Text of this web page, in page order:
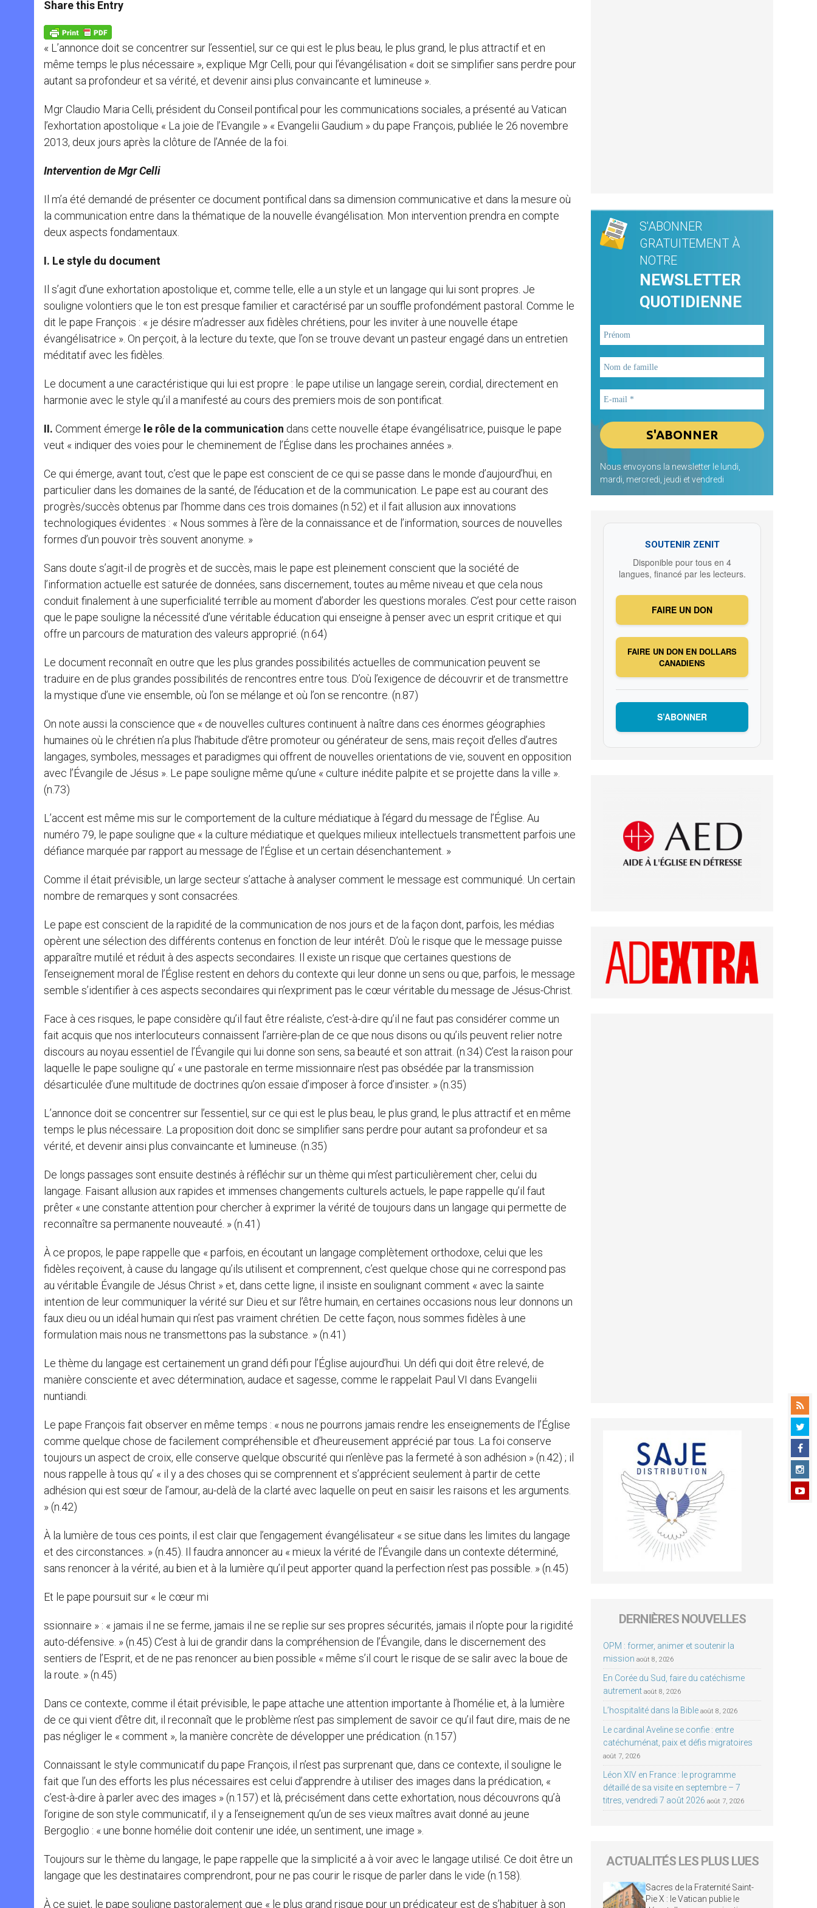
s
p
p
e
g
e
r
b
k
Share this Entry
« L’annonce doit se concentrer sur l’essentiel, sur ce qui est le plus beau, le plus grand, le plus attractif et en
même temps le plus nécessaire », explique Mgr Celli, pour qui l’évangélisation « doit se simplifier sans perdre pour
autant sa profondeur et sa vérité, et devenir ainsi plus convaincante et lumineuse ».
Mgr Claudio Maria Celli, président du Conseil pontifical pour les communications sociales, a présenté au Vatican
l’exhortation apostolique « La joie de l’Evangile » « Evangelii Gaudium » du pape François, publiée le 26 novembre
2013, deux jours après la clôture de l’Année de la foi.
Intervention de Mgr Celli
Il m’a été demandé de présenter ce document pontifical dans sa dimension communicative et dans la mesure où
la communication entre dans la thématique de la nouvelle évangélisation. Mon intervention prendra en compte
deux aspects fondamentaux.
I. Le style du document
Il s’agit d’une exhortation apostolique et, comme telle, elle a un style et un langage qui lui sont propres. Je
souligne volontiers que le ton est presque familier et caractérisé par un souffle profondément pastoral. Comme le
dit le pape François : « je désire m’adresser aux fidèles chrétiens, pour les inviter à une nouvelle étape
évangélisatrice ». On perçoit, à la lecture du texte, que l’on se trouve devant un pasteur engagé dans un entretien
méditatif avec les fidèles.
Le document a une caractéristique qui lui est propre : le pape utilise un langage serein, cordial, directement en
harmonie avec le style qu’il a manifesté au cours des premiers mois de son pontificat.
II. Comment émerge le rôle de la communication dans cette nouvelle étape évangélisatrice, puisque le pape
veut « indiquer des voies pour le cheminement de l’Église dans les prochaines années ».
Ce qui émerge, avant tout, c’est que le pape est conscient de ce qui se passe dans le monde d’aujourd’hui, en
particulier dans les domaines de la santé, de l’éducation et de la communication. Le pape est au courant des
progrès/succès obtenus par l’homme dans ces trois domaines (n.52) et il fait allusion aux innovations
technologiques évidentes : « Nous sommes à l’ère de la connaissance et de l’information, sources de nouvelles
formes d’un pouvoir très souvent anonyme. »
Sans doute s’agit-il de progrès et de succès, mais le pape est pleinement conscient que la société de
l’information actuelle est saturée de données, sans discernement, toutes au même niveau et que cela nous
conduit finalement à une superficialité terrible au moment d’aborder les questions morales. C’est pour cette raison
que le pape souligne la nécessité d’une véritable éducation qui enseigne à penser avec un esprit critique et qui
offre un parcours de maturation des valeurs approprié. (n.64)
Le document reconnaît en outre que les plus grandes possibilités actuelles de communication peuvent se
traduire en de plus grandes possibilités de rencontres entre tous. D’où l’exigence de découvrir et de transmettre
la mystique d’une vie ensemble, où l’on se mélange et où l’on se rencontre. (n.87)
On note aussi la conscience que « de nouvelles cultures continuent à naître dans ces énormes géographies
humaines où le chrétien n’a plus l’habitude d’être promoteur ou générateur de sens, mais reçoit d’elles d’autres
langages, symboles, messages et paradigmes qui offrent de nouvelles orientations de vie, souvent en opposition
avec l’Évangile de Jésus ». Le pape souligne même qu’une « culture inédite palpite et se projette dans la ville ».
(n.73)
L’accent est même mis sur le comportement de la culture médiatique à l’égard du message de l’Église. Au
numéro 79, le pape souligne que « la culture médiatique et quelques milieux intellectuels transmettent parfois une
défiance marquée par rapport au message de l’Église et un certain désenchantement. »
Comme il était prévisible, un large secteur s’attache à analyser comment le message est communiqué. Un certain
nombre de remarques y sont consacrées.
Le pape est conscient de la rapidité de la communication de nos jours et de la façon dont, parfois, les médias
opèrent une sélection des différents contenus en fonction de leur intérêt. D’où le risque que le message puisse
apparaître mutilé et réduit à des aspects secondaires. Il existe un risque que certaines questions de
l’enseignement moral de l’Église restent en dehors du contexte qui leur donne un sens ou que, parfois, le message
semble s’identifier à ces aspects secondaires qui n’expriment pas le cœur véritable du message de Jésus-Christ.
Face à ces risques, le pape considère qu’il faut être réaliste, c’est-à-dire qu’il ne faut pas considérer comme un
fait acquis que nos interlocuteurs connaissent l’arrière-plan de ce que nous disons ou qu’ils peuvent relier notre
discours au noyau essentiel de l’Évangile qui lui donne son sens, sa beauté et son attrait. (n.34) C’est la raison pour
laquelle le pape souligne qu’ « une pastorale en terme missionnaire n’est pas obsédée par la transmission
désarticulée d’une multitude de doctrines qu’on essaie d’imposer à force d’insister. » (n.35)
L’annonce doit se concentrer sur l’essentiel, sur ce qui est le plus beau, le plus grand, le plus attractif et en même
temps le plus nécessaire. La proposition doit donc se simplifier sans perdre pour autant sa profondeur et sa
vérité, et devenir ainsi plus convaincante et lumineuse. (n.35)
De longs passages sont ensuite destinés à réfléchir sur un thème qui m’est particulièrement cher, celui du
langage. Faisant allusion aux rapides et immenses changements culturels actuels, le pape rappelle qu’il faut
prêter « une constante attention pour chercher à exprimer la vérité de toujours dans un langage qui permette de
reconnaître sa permanente nouveauté. » (n.41)
À ce propos, le pape rappelle que « parfois, en écoutant un langage complètement orthodoxe, celui que les
fidèles reçoivent, à cause du langage qu’ils utilisent et comprennent, c’est quelque chose qui ne correspond pas
au véritable Évangile de Jésus Christ » et, dans cette ligne, il insiste en soulignant comment « avec la sainte
intention de leur communiquer la vérité sur Dieu et sur l’être humain, en certaines occasions nous leur donnons un
faux dieu ou un idéal humain qui n’est pas vraiment chrétien. De cette façon, nous sommes fidèles à une
formulation mais nous ne transmettons pas la substance. » (n.41)
Le thème du langage est certainement un grand défi pour l’Église aujourd’hui. Un défi qui doit être relevé, de
manière consciente et avec détermination, audace et sagesse, comme le rappelait Paul VI dans Evangelii
nuntiandi.
Le pape François fait observer en même temps : « nous ne pourrons jamais rendre les enseignements de l’Église
comme quelque chose de facilement compréhensible et d’heureusement apprécié par tous. La foi conserve
toujours un aspect de croix, elle conserve quelque obscurité qui n’enlève pas la fermeté à son adhésion » (n.42) ; il
nous rappelle à tous qu’ « il y a des choses qui se comprennent et s’apprécient seulement à partir de cette
adhésion qui est sœur de l’amour, au-delà de la clarté avec laquelle on peut en saisir les raisons et les arguments.
» (n.42)
À la lumière de tous ces points, il est clair que l’engagement évangélisateur « se situe dans les limites du langage
et des circonstances. » (n.45). Il faudra annoncer au « mieux la vérité de l’Évangile dans un contexte déterminé,
sans renoncer à la vérité, au bien et à la lumière qu’il peut apporter quand la perfection n’est pas possible. » (n.45)
Et le pape poursuit sur « le cœur mi
ssionnaire » : « jamais il ne se ferme, jamais il ne se replie sur ses propres sécurités, jamais il n’opte pour la rigidité
auto-défensive. » (n.45) C’est à lui de grandir dans la compréhension de l’Évangile, dans le discernement des
sentiers de l’Esprit, et de ne pas renoncer au bien possible « même s’il court le risque de se salir avec la boue de
la route. » (n.45)
Dans ce contexte, comme il était prévisible, le pape attache une attention importante à l’homélie et, à la lumière
de ce qui vient d’être dit, il reconnaît que le problème n’est pas simplement de savoir ce qu’il faut dire, mais de ne
pas négliger le « comment », la manière concrète de développer une prédication. (n.157)
Connaissant le style communicatif du pape François, il n’est pas surprenant que, dans ce contexte, il souligne le
fait que l’un des efforts les plus nécessaires est celui d’apprendre à utiliser des images dans la prédication, «
c’est-à-dire à parler avec des images » (n.157) et là, précisément dans cette exhortation, nous découvrons qu’à
l’origine de son style communicatif, il y a l’enseignement qu’un de ses vieux maîtres avait donné au jeune
Bergoglio : « une bonne homélie doit contenir une idée, un sentiment, une image ».
Toujours sur le thème du langage, le pape rappelle que la simplicité a à voir avec le langage utilisé. Ce doit être un
langage que les destinataires comprendront, pour ne pas courir le risque de parler dans le vide (n.158).
À ce sujet, le pape souligne pastoralement que « le plus grand risque pour un prédicateur est de s’habituer à son
S'ABONNER
GRATUITEMENT À
NOTRE
NEWSLETTER
QUOTIDIENNE
Nous envoyons la newsletter le lundi,
mardi, mercredi, jeudi et vendredi
SOUTENIR ZENIT
Disponible pour tous en 4
langues, financé par les lecteurs.
FAIRE UN DON
FAIRE UN DON EN DOLLARS
CANADIENS
S’ABONNER
DERNIÈRES NOUVELLES
OPM : former, animer et soutenir la
mission août 8, 2026
En Corée du Sud, faire du catéchisme
autrement août 8, 2026
L’hospitalité dans la Bible août 8, 2026
Le cardinal Aveline se confie : entre
catéchuménat, paix et défis migratoires
août 7, 2026
Léon XIV en France : le programme
détaillé de sa visite en septembre – 7
titres, vendredi 7 août 2026 août 7, 2026
ACTUALITÉS LES PLUS LUES
Sacres de la Fraternité Saint-
Pie X : le Vatican publie le